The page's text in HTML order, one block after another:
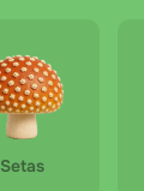
Setas